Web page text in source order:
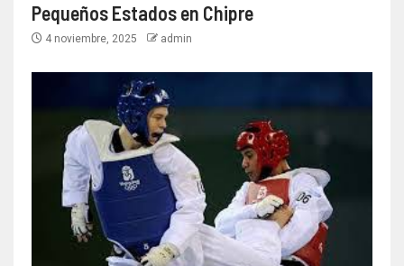
Pequeños Estados en Chipre
4 noviembre, 2025 admin